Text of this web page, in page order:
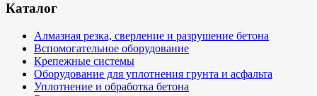
Каталог
Алмазная резка, сверление и разрушение бетона
Вспомогательное оборудование
Крепежные системы
Оборудование для уплотнения грунта и асфальта
Уплотнение и обработка бетона